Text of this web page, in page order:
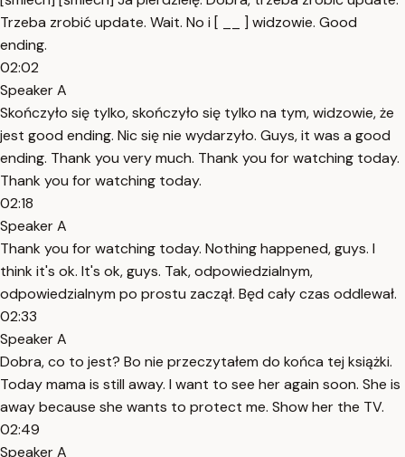
Trzeba zrobić update. Wait. No i [ __ ] widzowie. Good
ending.
02:02
Speaker A
Skończyło się tylko, skończyło się tylko na tym, widzowie, że
jest good ending. Nic się nie wydarzyło. Guys, it was a good
ending. Thank you very much. Thank you for watching today.
Thank you for watching today.
02:18
Speaker A
Thank you for watching today. Nothing happened, guys. I
think it's ok. It's ok, guys. Tak, odpowiedzialnym,
odpowiedzialnym po prostu zaczął. Będ cały czas oddlewał.
02:33
Speaker A
Dobra, co to jest? Bo nie przeczytałem do końca tej książki.
Today mama is still away. I want to see her again soon. She is
away because she wants to protect me. Show her the TV.
02:49
Speaker A